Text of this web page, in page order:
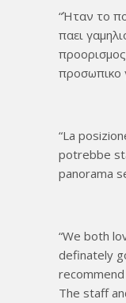
Ήταν το
παει
προσωπικο
La
potrebbe
panorama
We both
definately
The staff